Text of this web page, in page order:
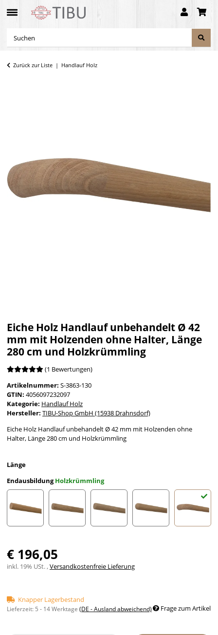
Zurück zur Liste Handlauf Holz
Eiche Holz Handlauf unbehandelt Ø 42
mm mit Holzenden ohne Halter, Länge
280 cm und Holzkrümmling
(1 Bewertungen)
Artikelnummer: S-3863-130
GTIN: 4056097232097
Kategorie: Handlauf Holz
Hersteller: TIBU-Shop GmbH (15938 Drahnsdorf)
Eiche Holz Handlauf unbehandelt Ø 42 mm mit Holzenden ohne
Halter, Länge 280 cm und Holzkrümmling
Länge
EndausbildungHolzkrümmling
€ 196,05
inkl. 19% USt. ,Versandkostenfreie Lieferung
Knapper Lagerbestand
Lieferzeit: 5 - 14 Werktage (DE - Ausland abweichend) Frage zum Artikel